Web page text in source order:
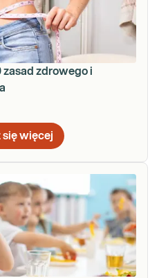
zasad zdrowego i
się więcej